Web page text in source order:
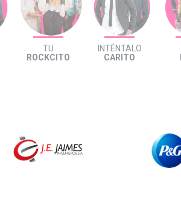
TU
ROCKCITO
INTÉNTALO
CARITO